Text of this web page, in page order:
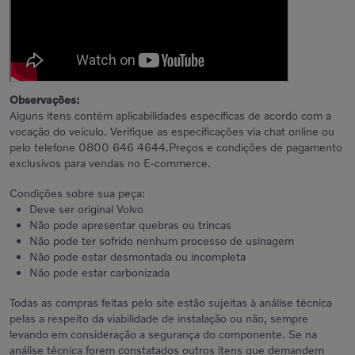
Observações:
Alguns itens contém aplicabilidades específicas de acordo com a
vocação do veículo. Verifique as especificações via chat online ou
pelo telefone 0800 646 4644.Preços e condições de pagamento
exclusivos para vendas no E-commerce.
Condições sobre sua peça:
Deve ser original Volvo
Não pode apresentar quebras ou trincas
Não pode ter sofrido nenhum processo de usinagem
Não pode estar desmontada ou incompleta
Não pode estar carbonizada
Todas as compras feitas pelo site estão sujeitas à análise técnica
pelas a respeito da viabilidade de instalação ou não, sempre
levando em consideração a segurança do componente. Se na
análise técnica forem constatados outros itens que demandem